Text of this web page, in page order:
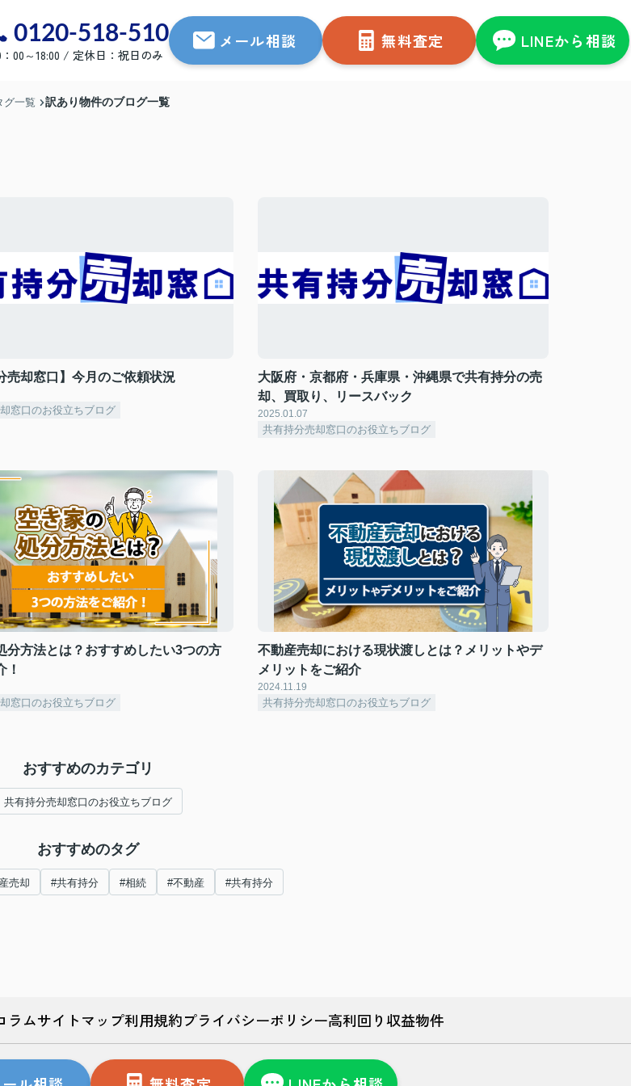
0120-518-510
00～18:00 / 定休日：祝日のみ
メール相談 無料査定 LINEから相談
グ一覧 訳あり物件のブログ一覧
売却窓口】今月のご依頼状況
窓口のお役立ちブログ
大阪府・京都府・兵庫県・沖縄県で共有持分の売
却、買取り、リースバック
2025.01.07
共有持分売却窓口のお役立ちブログ
分方法とは？おすすめしたい3つの方
！
窓口のお役立ちブログ
不動産売却における現状渡しとは？メリットやデ
メリットをご紹介
2024.11.19
共有持分売却窓口のお役立ちブログ
おすすめのカテゴリ
共有持分売却窓口のお役立ちブログ
おすすめのタグ
売却 #共有持分 #相続 #不動産 #共有持分
ラムサイトマップ利用規約プライバシーポリシー高利回り収益物件